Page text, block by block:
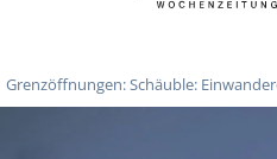
Grenzöffnungen: Schäuble: